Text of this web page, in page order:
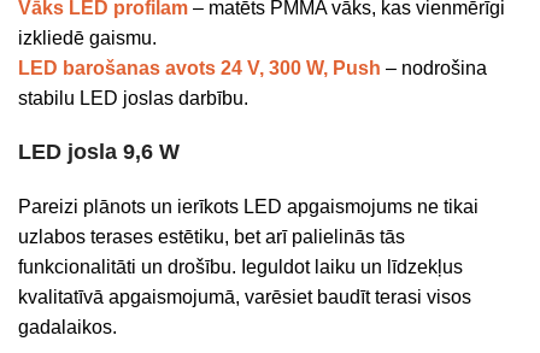
Vāks LED profilam – matēts PMMA vāks, kas vienmērīgi
izkliedē gaismu.
LED barošanas avots 24 V, 300 W, Push – nodrošina
stabilu LED joslas darbību.
LED josla 9,6 W
Pareizi plānots un ierīkots LED apgaismojums ne tikai
uzlabos terases estētiku, bet arī palielinās tās
funkcionalitāti un drošību. Ieguldot laiku un līdzekļus
kvalitatīvā apgaismojumā, varēsiet baudīt terasi visos
gadalaikos.